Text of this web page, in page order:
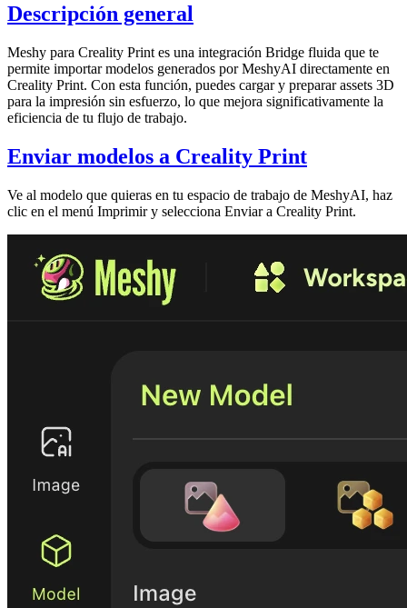
Descripción general
Meshy para Creality Print es una integración Bridge fluida que te
permite importarmodelos generados por MeshyAI directamente en
Creality Print. Con esta función, puedes cargar y preparar assets 3D
para la impresión sin esfuerzo, lo que mejora significativamente la
eficiencia de tu flujo de trabajo.
Enviar modelos a Creality Print
Ve al modelo que quieras en tu espacio de trabajo de MeshyAI, haz
clic en el menú Imprimiry selecciona Enviar a Creality Print.